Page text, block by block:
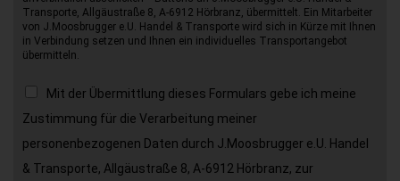
Transporte, Allgäustraße 8, A-6912 Hörbranz, übermittelt. Ein Mitarbeiter
von J.Moosbrugger e.U. Handel & Transporte wird sich in Kürze mit Ihnen
in Verbindung setzen und Ihnen ein individuelles Transportangebot
übermitteln.
Mit der Übermittlung dieses Formulars gebe ich meine
Zustimmung für die Verarbeitung meiner
personenbezogenen Daten durch J.Moosbrugger e.U. Handel
& Transporte, Allgäustraße 8, A-6912 Hörbranz, zur